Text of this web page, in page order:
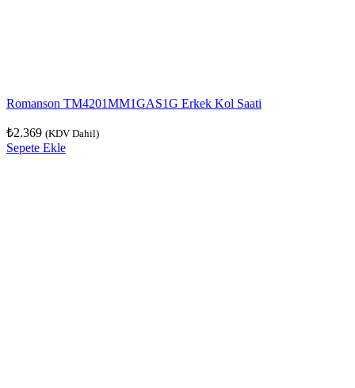
Romanson TM4201MM1GAS1G Erkek Kol Saati
₺2.369 (KDV Dahil)
Sepete Ekle